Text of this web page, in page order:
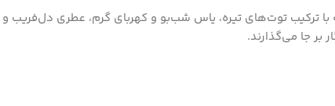
با ترکیب توت‌های تیره، یاس شب‌بو و کهربای گرم، عطری
بر جا می‌گذارند.